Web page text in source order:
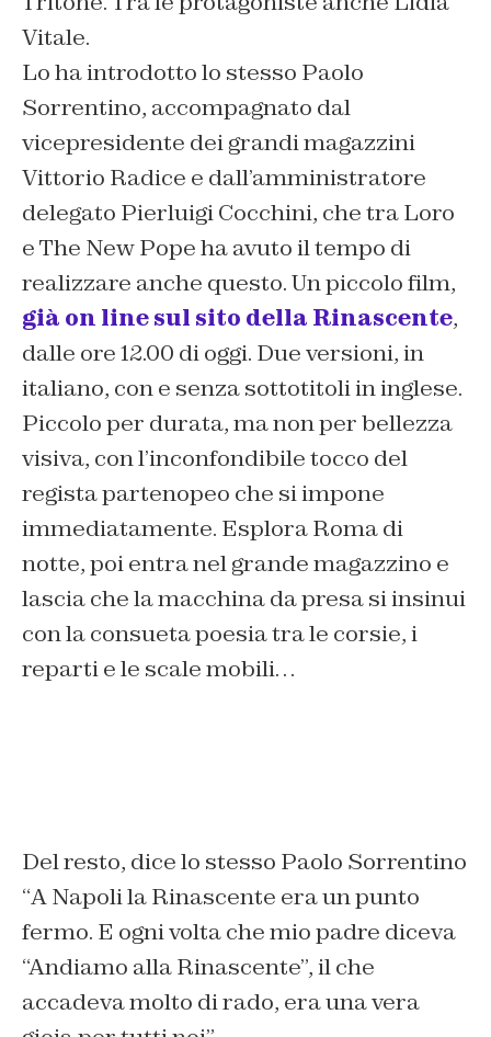
Vitale.
Lo ha introdotto lo stesso Paolo
Sorrentino, accompagnato dal
vicepresidente dei grandi magazzini
Vittorio Radice e dall’amministratore
delegato Pierluigi Cocchini, che tra Loro
e The New Pope ha avuto il tempo di
realizzare anche questo. Un piccolo film,
già on line sul sito della Rinascente,
dalle ore 12.00 di oggi. Due versioni, in
italiano, con e senza sottotitoli in inglese.
Piccolo per durata, ma non per bellezza
visiva, con l’inconfondibile tocco del
regista partenopeo che si impone
immediatamente. Esplora Roma di
notte, poi entra nel grande magazzino e
lascia che la macchina da presa si insinui
con la consueta poesia tra le corsie, i
reparti e le scale mobili…
Del resto, dice lo stesso Paolo Sorrentino
“A Napoli la Rinascente era un punto
fermo. E ogni volta che mio padre diceva
“Andiamo alla Rinascente”, il che
accadeva molto di rado, era una vera